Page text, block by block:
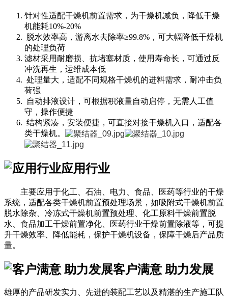
针对性适配干燥机前置需求，为干燥机减负，降低干燥
机能耗10%-20%
脱水效率高，游离水去除率≥99.8%，可大幅降低干燥机
的处理负荷
滤材采用耐磨损、抗堵塞材质，使用寿命长，可通过反
冲洗再生，运维成本低
处理量大，适配不同规格干燥机的进料需求，耐冲击负
荷强
自动排液设计，可根据积液量自动启停，无需人工值
守，操作便捷
结构紧凑，安装便捷，可直接对接干燥机入口，适配各
类干燥机。
应用行业
主要应用于化工、石油、电力、食品、医药等行业的干燥
系统，适配各类干燥机前置预处理场景，如吸附式干燥机前置
脱水除杂、冷冻式干燥机前置预处理、化工原料干燥前置脱
水、食品加工干燥前置净化、医药行业干燥前置除液等，可提
升干燥效率、降低能耗，保护干燥机设备，保障干燥后产品质
量。
客户满意 助力发展
雄厚的产品研发实力、先进的装配工艺以及精湛的生产施工队